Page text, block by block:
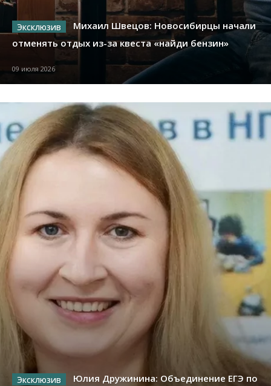
Михаил Швецов: Новосибирцы начали
отменять отдых из-за квеста «найди бензин»
09 июля 2026
Юлия Дружинина: Объединение ЕГЭ по